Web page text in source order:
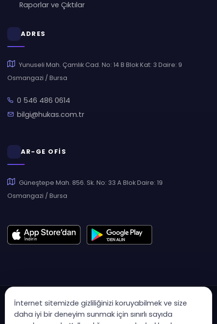
Raporlar ve Çıktılar
ADRES
Yunuseli Mah. Çamlık Cad. No: 14 B Blok Kat: 3 Daire: 9
Osmangazi / Bursa
0 546 486 0614
bilgi@hukas.com.tr
AR-GE OFİS
Güneştepe Mah. 856. Sk. No: 33 A Blok Daire: 19
Osmangazi / Bursa
İnternet sitemizde gizliliğinizi koruyabilmek ve size
daha iyi bir deneyim sunmak için sınırlı sayıda